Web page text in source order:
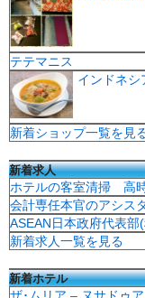
テテマニス
インドネ
新着ショップ一覧を見
新着求人
ホテルの客室清掃 高
会計専任本官のアシス
ASEAN日本政府代表部
新着求人一覧を見る
新着ホテル